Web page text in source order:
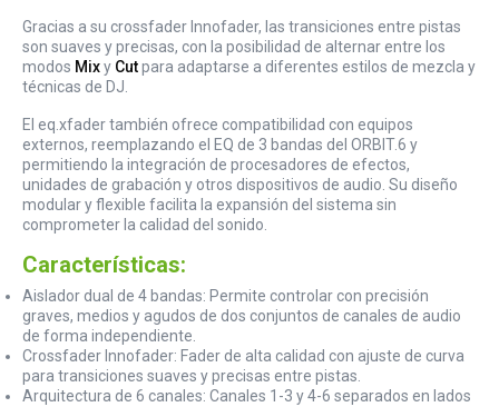
Gracias a su crossfader Innofader, las transiciones entre pistas
son suaves y precisas, con la posibilidad de alternar entre los
modos Mixy Cutpara adaptarse a diferentes estilos de mezcla y
técnicas de DJ.
El eq.xfader también ofrece compatibilidad con equipos
externos, reemplazando el EQ de 3 bandas del ORBIT.6 y
permitiendo la integración de procesadores de efectos,
unidades de grabación y otros dispositivos de audio. Su diseño
modular y flexible facilita la expansión del sistema sin
comprometer la calidad del sonido.
Características:
Aislador dual de 4 bandas: Permite controlar con precisión
graves, medios y agudos de dos conjuntos de canales de audio
de forma independiente.
Crossfader Innofader: Fader de alta calidad con ajuste de curva
para transiciones suaves y precisas entre pistas.
Arquitectura de 6 canales: Canales 1-3 y 4-6 separados en lados